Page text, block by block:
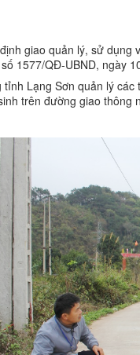
giao quản lý, sử
1577/QĐ-UBND, ngày
Lạng Sơn quản lý
trên đường giao thông